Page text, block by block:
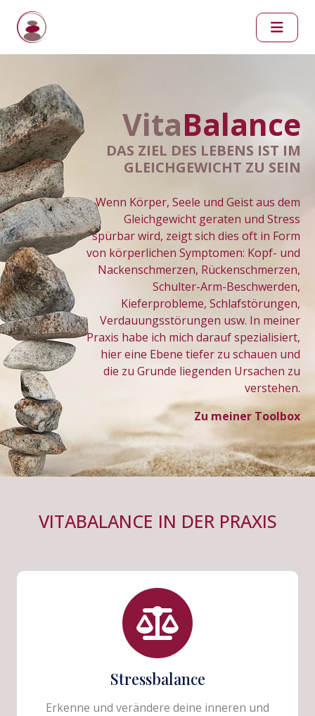
VitaBalance
DAS ZIEL DES LEBENS IST IM
GLEICHGEWICHT ZU SEIN
Wenn Körper, Seele und Geist aus dem
Gleichgewicht geraten und Stress
spürbar wird, zeigt sich dies oft in Form
von körperlichen Symptomen: Kopf- und
Nackenschmerzen, Rückenschmerzen,
Schulter-Arm-Beschwerden,
Kieferprobleme, Schlafstörungen,
Verdauungsstörungen usw. In meiner
Praxis habe ich mich darauf spezialisiert,
hier eine Ebene tiefer zu schauen und
die zu Grunde liegenden Ursachen zu
verstehen.
Zu meiner Toolbox
VITABALANCE IN DER PRAXIS
Stressbalance
Erkenne und verändere deine inneren und